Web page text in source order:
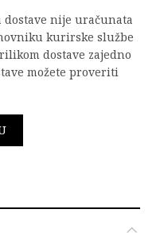
dostave nije uračunata
kurirske službe
dostave zajedno
možete proveriti